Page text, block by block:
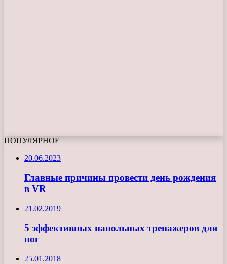
ПОПУЛЯРНОЕ
20.06.2023
Главные причины провести день рождения
в VR
21.02.2019
5 эффективных напольных тренажеров для
ног
25.01.2018